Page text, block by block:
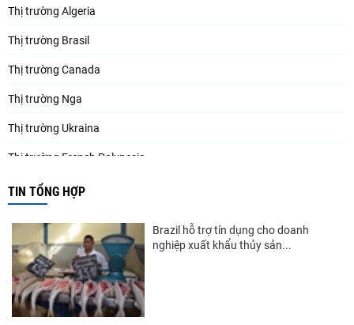
Thị trường Algeria
Thị trường Brasil
Thị trường Canada
Thị trường Nga
Thị trường Ukraina
Thị trường French Polynesia
Thị trường Trung Quốc
Thị trường New Zealand
Thị trường Đài Loan
Thị trường Hàn Quốc
TIN TỔNG HỢP
Brazil hỗ trợ tín dụng cho doanh
nghiệp xuất khẩu thủy sản...